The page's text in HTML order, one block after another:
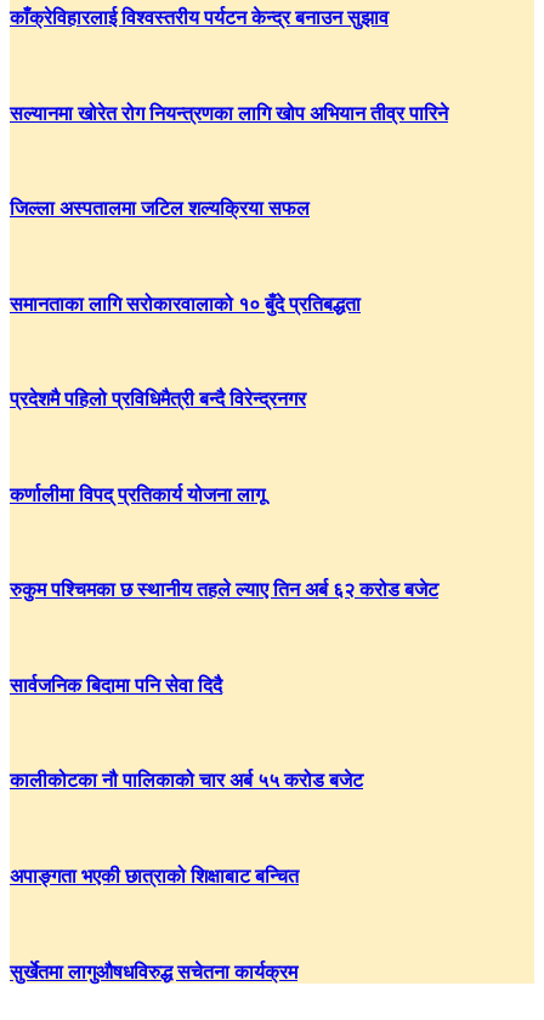
काँक्रेविहारलाई विश्वस्तरीय पर्यटन केन्द्र बनाउन सुझाव
सल्यानमा खोरेत रोग नियन्त्रणका लागि खोप अभियान तीव्र पारिने
जिल्ला अस्पतालमा जटिल शल्यक्रिया सफल
समानताका लागि सरोकारवालाको १० बुँदे प्रतिबद्धता
प्रदेशमै पहिलो प्रविधिमैत्री बन्दै विरेन्द्रनगर
कर्णालीमा विपद् प्रतिकार्य योजना लागू
रुकुम पश्चिमका छ स्थानीय तहले ल्याए तिन अर्ब ६२ करोड बजेट
सार्वजनिक बिदामा पनि सेवा दिदै
कालीकोटका नौ पालिकाको चार अर्ब ५५ करोड बजेट
अपाङ्गता भएकी छात्राको शिक्षाबाट बन्चित
सुर्खेतमा लागुऔषधविरुद्ध सचेतना कार्यक्रम